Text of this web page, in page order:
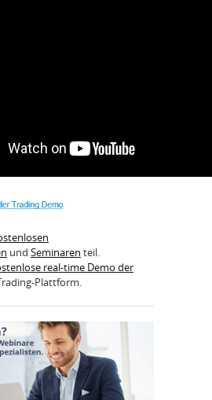
und Seminaren teil.
real-time Demo der
Plattform.